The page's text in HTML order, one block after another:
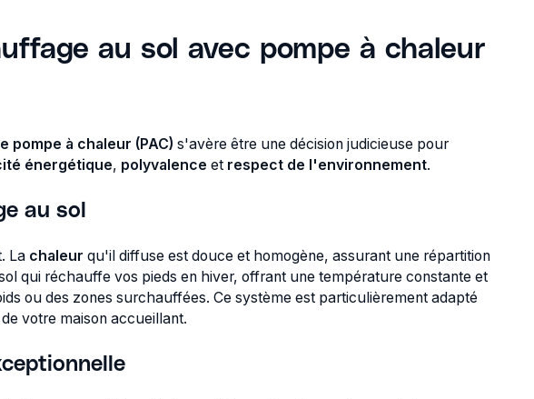
au sol avec pompe à chaleur
pompe à chaleur (PAC) s'avère être une décision judicieuse pour
énergétique, polyvalence et respect de l'environnement.
au sol
La chaleur qu'il diffuse est douce et homogène, assurant une répartition
qui réchauffe vos pieds en hiver, offrant une température constante et
ou des zones surchauffées. Ce système est particulièrement adapté
votre maison accueillant.